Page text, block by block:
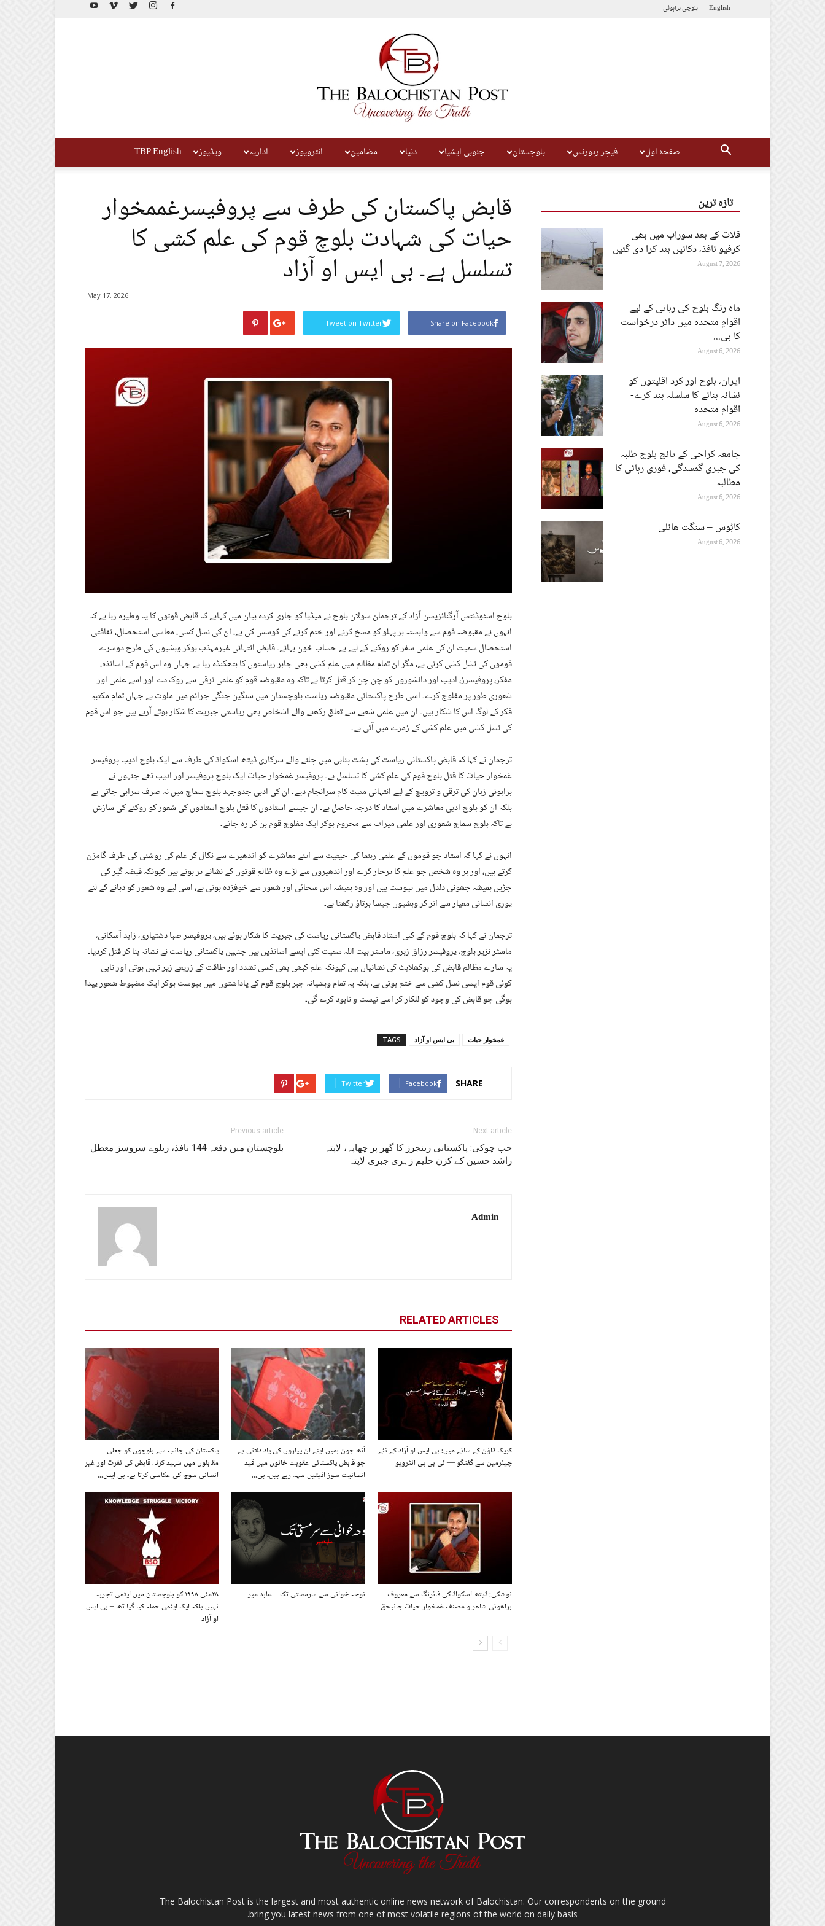
English بلوچیبراہوئی
Post
صفحۂ اول فیچر رپورٹس بلوچستان جنوبی ایشیا دنیا مضامین انٹرویوز اداریہ ویڈیوز TBP English
قابض پاکستان کی طرف سے پروفیسرغممخوار
حیات کی شہادت بلوچ قوم کی علم کشی کا
تسلسل ہے۔ بی ایس او آزاد
May 17, 2026
Share on Facebook
Tweet on Twitter
بلوچ اسٹوڈنٹس آرگنائزیشن آزاد کے ترجمان شولان بلوچ نے میڈیا کو جاری کردہ بیان میں کہاہے کہ قابض قوتوں کا یہ وطیرہ رہا ہے کہ
انہوں نے مقبوضہ قوم سے وابستہ ہر پہلو کو مسخ کرنے اور ختم کرنے کی کوشش کی ہے، ان کی نسل کشی، معاشی استحصال، ثقافتی
استحصال سمیت ان کی علمی سفر کو روکنے کے لیے بے حساب خون بہائے۔ قابض انتہائی غیرمہذب ہوکر وہشیوں کی طرح دوسرے
قوموں کی نشل کشی کرتی ہے، مگر ان تمام مظالم میں علم کشی بھی جابر ریاستوں کا ہتھکنڈہ رہا ہے جہاں وہ اس قوم کے اساتذہ،
مفکر، پروفیسرز، ادیب اور دانشوروں کو چن چن کر قتل کرتا ہے تاکہ وہ مقبوضہ قوم کو علمی ترقی سے روک دے اور اسے علمی اور
شعوری طور پر مفلوج کرے۔ اسی طرح پاکستانی مقبوضہ ریاست بلوچستان میں سنگین جنگی جرائم میں ملوث ہے جہاں تمام مکتبہِ
فکر کے لوگ اس کا شکار ہیں۔ ان میں علمی شعبے سے تعلق رکھنے والے اشخاص بھی ریاستی جبریت کا شکار ہوتے آرہے ہیں جو اس قوم
کی نسل کشی میں علم کشی کے زمرے میں آتی ہے۔
ترجمان نے کہا کہ قابض پاکستانی ریاست کی پشت پناہی میں چلنے والے سرکاری ڈیتھ اسکواڈ کی طرف سے ایک بلوچ ادیب پروفیسر
غمخوار حیات کا قتل بلوچ قوم کی علم کشی کا تسلسل ہے۔ پروفیسر غمخوار حیات ایک بلوچ پروفیسر اور ادیب تھے جنہوں نے
براہوئی زبان کی ترقی و ترویج کے لیے انتہائی مثبت کام سرانجام دیے۔ ان کی ادبی جدوجہد بلوچ سماج میں نہ صرف سراہی جاتی ہے
بلکہ ان کو بلوچ ادبی معاشرے میں استاد کا درجہ حاصل ہے۔ ان جیسے استادوں کا قتل بلوچ استادوں کی شعور کو روکنے کی سازش
ہے تاکہ بلوچ سماج شعوری اور علمی میراث سے محروم ہوکر ایک مفلوج قوم بن کر رہ جائے۔
انہوں نے کہا کہ استاد جو قوموں کے علمی رہنما کی حیثیت سے اپنے معاشرے کو اندھیرے سے نکال کر علم کی روشنی کی طرف گامزن
کرتے ہیں، اور ہر وہ شخص جو علم کا پرچار کرے اور اندھیروں سے لڑے وہ ظالم قوتوں کے نشانے پر ہوتے ہیں کیونکہ قبضہ گیر کی
جڑیں ہمیشہ جھوٹی دلدل میں پیوست ہیں اور وہ ہمیشہ اس سچائی اور شعور سے خوفزدہ ہوتی ہے، اسی لیے وہ شعور کو دبانے کے لئے
پوری انسانی معیار سے اتر کر وہشیوں جیسا برتاؤ رکھتا ہے۔
ترجمان نے کہا کہ بلوچ قوم کے کئی استاد قابض پاکستانی ریاست کی جبریت کا شکار ہوئے ہیں، پروفیسر صبا دشتیاری، زاہد آسکانی،
ماسٹر نزیر بلوچ، پروفیسر رزاق زہری، ماسٹر بیت اللہ سمیت کئی ایسے اساتذیں ہیں جنہیں پاکستانی ریاست نے نشانہ بنا کر قتل کردیا۔
یہ سارے مظالم قابض کی بوکھلاہٹ کی نشانیاں ہیں کیونکہ علم کبھی بھی کسی تشدد اور طاقت کے زریعے زیر نہیں ہوتی اور ناہی
کوئی قوم ایسی نسل کشی سے ختم ہوتی ہے، بلکہ یہ تمام وہشیانہ جبر بلوچ قوم کے یاداشتوں میں پیوست ہوکر ایک مضبوط شعور پیدا
ہوگی جو قابض کی وجود کو للکار کر اسے نیست و نابود کرے گی۔
TAGS بی ایس او آزاد غمخوار حیات
SHARE
Facebook
Twitter
Previous article
بلوچستان میں دفعہ 144 نافذ، ریلوے سروسز معطل
Next article
حب چوکی: پاکستانی رینجرز کا گھر پر چھاپہ، لاپتہ
راشد حسین کے کزن حلیم زہری جبری لاپتہ
Admin
RELATED ARTICLES
پاکستان کی جانب سے بلوچوں کو جعلی
مقابلوں میں شہید کرنا، قابض کی نفرت اور غیر
انسانی سوچ کی عکاسی کرتا ہے۔ بی ایس...
آٹھ جون ہمیں اپنے ان پیاروں کی یاد دلاتی ہے
جو قابض پاکستانی عقوبت خانوں میں قید
انسانیت سوز اذیتیں سہہ رہے ہیں۔ بی...
کریک ڈاؤن کے سائے میں: بی ایس او آزاد کے نئے
چیئرمین سے گفتگو — ٹی بی پی انٹرویو
۲۸مئی ۱۹۹۸ کو بلوچستان میں ایٹمی تجربہ
نہیں بلکہ ایک ایٹمی حملہ کیا گیا تھا – بی ایس
او آزاد
نوحہ خوانی سے سرمستی تک – عابد میر
نوشکی: ڈیتھ اسکواڈ کی فائرنگ سے معروف
براھوئی شاعر و مصنف غمخوار حیات جانبحق
تازہ ترین
قلات کے بعد سوراب میں بھی
کرفیو نافذ، دکانیں بند کرا دی گئیں
August 7, 2026
ماہ رنگ بلوچ کی رہائی کے لیے
اقوامِ متحدہ میں دائر درخواست
کا بی...
August 6, 2026
ایران، بلوچ اور کرد اقلیتوں کو
نشانہ بنانے کا سلسلہ بند کرے-
اقوام متحدہ
August 6, 2026
جامعہ کراچی کے پانچ بلوچ طلبہ
کی جبری گمشدگی، فوری رہائی کا
مطالبہ
August 6, 2026
کابُوس – سنگت ھانلی
August 6, 2026
The Balochistan Post is the largest and most authentic online news network of Balochistan. Our correspondents on the ground
bring you latest news from one of most volatile regions of the world on daily basis.